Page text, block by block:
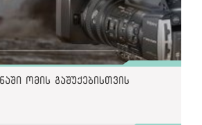
ომის გაშუქებისთვის